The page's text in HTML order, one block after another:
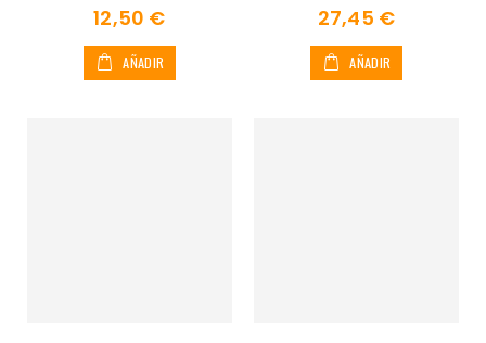
12,50 €
AÑADIR
27,45 €
AÑADIR